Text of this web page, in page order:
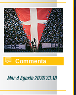
Commenta
Mar 4 Agosto 2026 23.18